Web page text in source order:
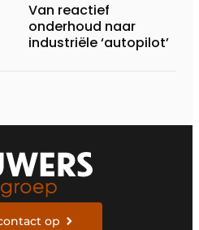
Van reactief
onderhoud naar
industriële ‘autopilot’
op